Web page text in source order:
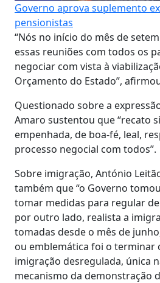
Governo aprova suplemento
pensionistas
“Nós no início do mês de
essas reuniões com todos os
negociar com vista à
Orçamento do Estado”,
Questionado sobre a
Amaro sustentou que “recato
empenhada, de boa-fé, leal,
processo negocial com todos”.
Sobre imigração, António
também que “o Governo
tomar medidas para regular
por outro lado, realista a
tomadas desde o mês de
ou emblemática foi o terminar
imigração desregulada, única
mecanismo da demonstração